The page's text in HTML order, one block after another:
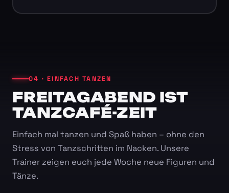
04 · EINFACH TANZEN
FREITAGABEND IST
TANZCAFÉ-ZEIT
Einfach mal tanzen und Spaß haben – ohne den
Stress von Tanzschritten im Nacken. Unsere
Trainer zeigen euch jede Woche neue Figuren und
Tänze.